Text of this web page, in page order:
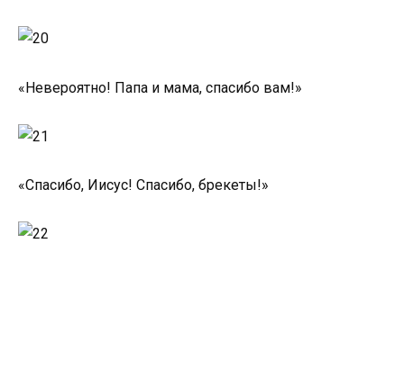
«Невероятно! Папа и мама, спасибо вам!»
«Спасибо, Иисус! Спасибо, брекеты!»